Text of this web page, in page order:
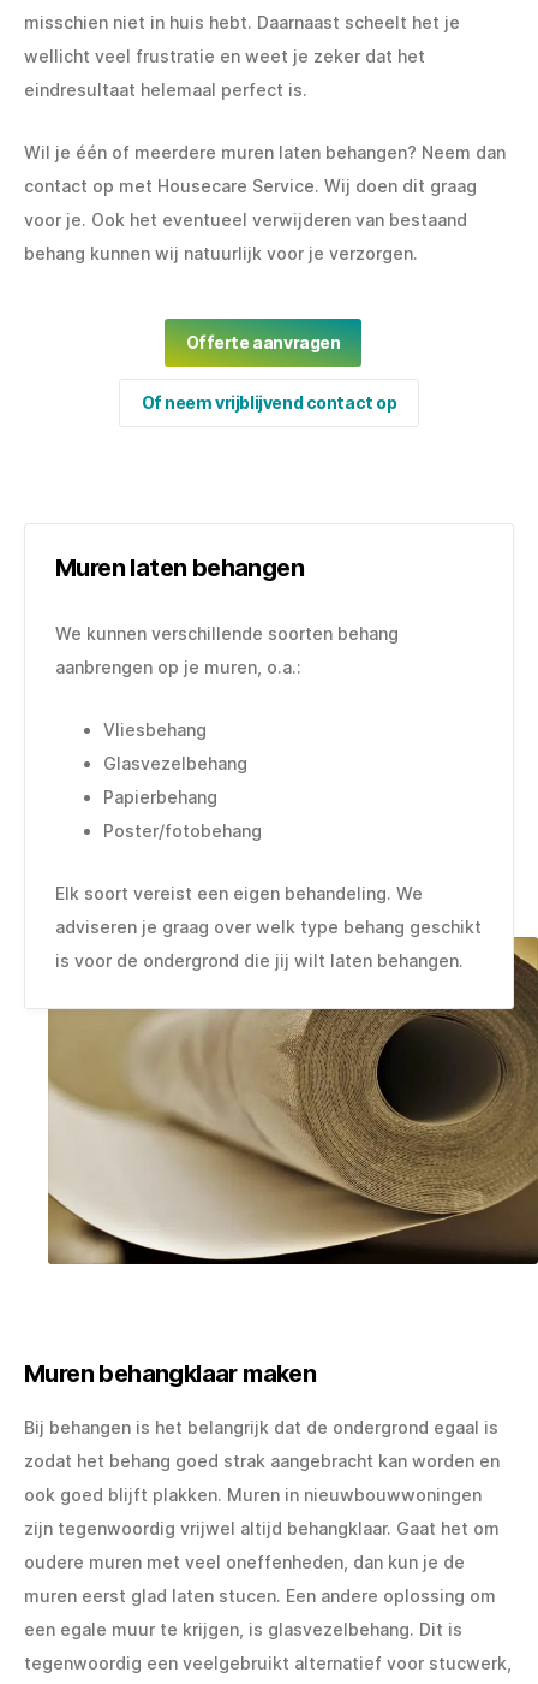
misschien niet in huis hebt. Daarnaast scheelt het je
wellicht veel frustratie en weet je zeker dat het
eindresultaat helemaal perfect is.
Wil je één of meerdere muren laten behangen? Neem dan
contact op met Housecare Service. Wij doen dit graag
voor je. Ook het eventueel verwijderen van bestaand
behang kunnen wij natuurlijk voor je verzorgen.
Offerte aanvragen
Of neem vrijblijvend contact op
Muren laten behangen
We kunnen verschillende soorten behang
aanbrengen op je muren, o.a.:
Vliesbehang
Glasvezelbehang
Papierbehang
Poster/fotobehang
Elk soort vereist een eigen behandeling. We
adviseren je graag over welk type behang geschikt
is voor de ondergrond die jij wilt laten behangen.
Muren behangklaar maken
Bij behangen is het belangrijk dat de ondergrond egaal is
zodat het behang goed strak aangebracht kan worden en
ook goed blijft plakken. Muren in nieuwbouwwoningen
zijn tegenwoordig vrijwel altijd behangklaar. Gaat het om
oudere muren met veel oneffenheden, dan kun je de
muren eerst glad laten stucen. Een andere oplossing om
een egale muur te krijgen, is glasvezelbehang. Dit is
tegenwoordig een veelgebruikt alternatief voor stucwerk,